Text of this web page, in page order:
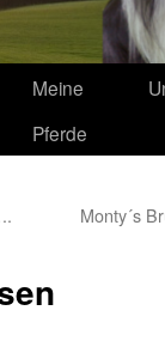
Meine
Pferde
Monty´s